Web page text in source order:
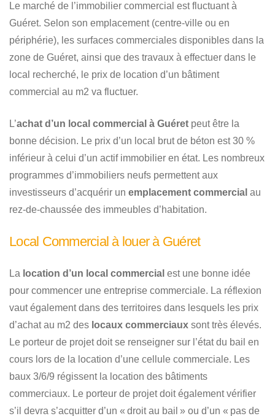
Le marché de l’immobilier commercial est fluctuant à
Guéret. Selon son emplacement (centre-ville ou en
périphérie), les surfaces commerciales disponibles dans la
zone de Guéret, ainsi que des travaux à effectuer dans le
local recherché, le prix de location d’un bâtiment
commercial au m2 va fluctuer.
L’achat d’un local commercial à Guéret peut être la
bonne décision. Le prix d’un local brut de béton est 30 %
inférieur à celui d’un actif immobilier en état. Les nombreux
programmes d’immobiliers neufs permettent aux
investisseurs d’acquérir un emplacement commercial au
rez-de-chaussée des immeubles d’habitation.
Local Commercial à louer à Guéret
La location d’un local commercial est une bonne idée
pour commencer une entreprise commerciale. La réflexion
vaut également dans des territoires dans lesquels les prix
d’achat au m2 des locaux commerciaux sont très élevés.
Le porteur de projet doit se renseigner sur l’état du bail en
cours lors de la location d’une cellule commerciale. Les
baux 3/6/9 régissent la location des bâtiments
commerciaux. Le porteur de projet doit également vérifier
s’il devra s’acquitter d’un « droit au bail » ou d’un « pas de